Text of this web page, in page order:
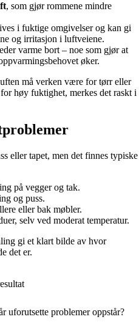
, som gjør rommene mindre
i fuktige omgivelser og kan gi
og irritasjon i luftveiene.
varme bort – noe som gjør at
øker.
må verken være for tørr eller
høy fuktighet, merkes det raskt i
eller tapet, men det finnes typiske
på vegger og tak.
og puss.
eller bak møbler.
selv ved moderat temperatur.
gi et klart bilde av hvor
det er.
uforutsette problemer oppstår?